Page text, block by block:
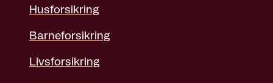
Husforsikring
Barneforsikring
Livsforsikring